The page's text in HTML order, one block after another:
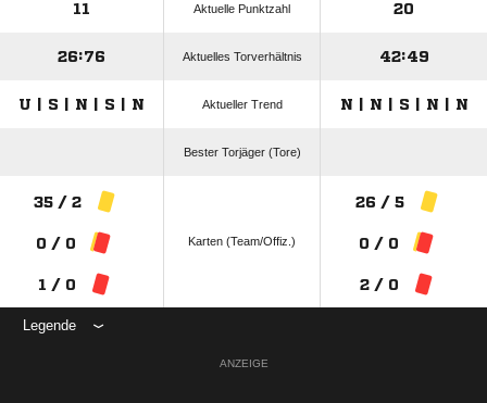
11 Aktuelle Punktzahl 20
26:76 Aktuelles Torverhältnis 42:49
U | S | N | S | N Aktueller Trend N | N | S | N | N
Bester Torjäger (Tore)
35 / 2
0 / 0
1 / 0
Karten (Team/Offiz.)
26 / 5
0 / 0
2 / 0
Legende
ANZEIGE